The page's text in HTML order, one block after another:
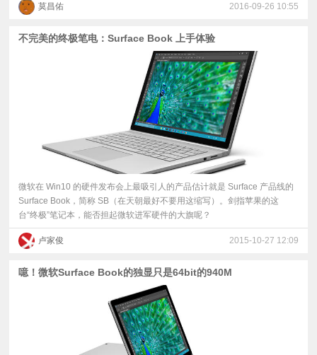
莫昌佑 2016-09-26 10:55
不完美的终极笔电：Surface Book 上手体验
微软在 Win10 的硬件发布会上最吸引人的产品估计就是 Surface 产品线的
Surface Book，简称 SB（在天朝最好不要用这缩写）。剑指苹果的这
台“终极”笔记本，能否担起微软进军硬件的大旗呢？
卢家俊 2015-10-27 12:09
噫！微软Surface Book的独显只是64bit的940M